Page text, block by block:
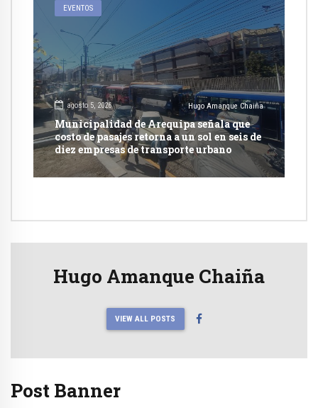
EVENTOS
agosto 5, 2026 Hugo Amanque Chaiña
Municipalidad de Arequipa señala que
costo de pasajes retorna a un sol en seis de
diez empresas de transporte urbano
Hugo Amanque Chaiña
VIEW ALL POSTS
Post Banner